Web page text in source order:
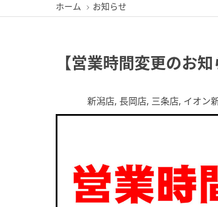
新潟県新潟市中央区東堀前通5-
新潟県長岡市城内町3-2-3
ホーム お知らせ
【営業時間変更のお知
新潟店, 長岡店, 三条店, イオン